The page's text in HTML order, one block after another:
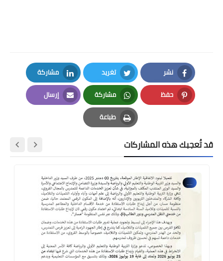
نشر
Facebook
تغريد
Twitter
مشاركة
LinkedIn
حفظ
Pinterest
مشاركة
Whatsapp
إرسال
Email
طباعة
Print
قد تُعجبك هذه المشاركات
....